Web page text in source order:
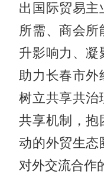
出国际贸易主
所需、商会所
升影响力、凝
助力长春市
树立共享共治
共享机制，抱
动的外贸生态
对外交流合作